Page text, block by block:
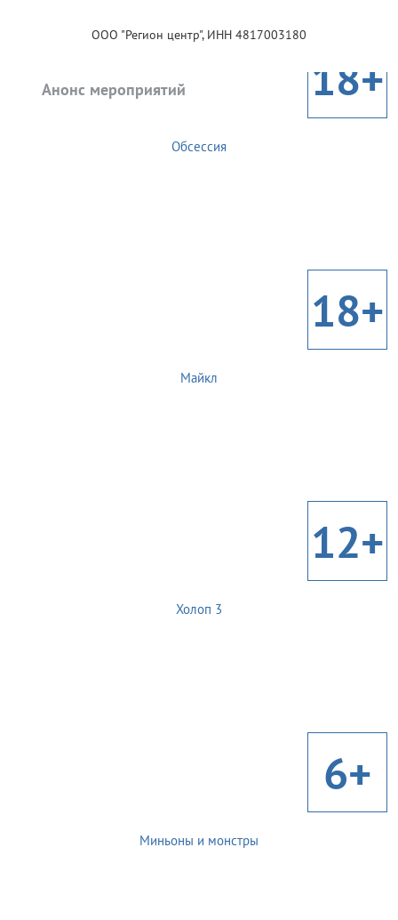
ООО "Регион центр", ИНН 4817003180
Анонс мероприятий 18+
Обсессия
18+
Майкл
12+
Холоп 3
6+
Миньоны и монстры